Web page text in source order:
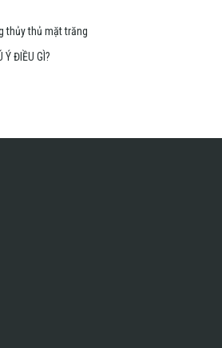
thủy thủ mặt trăng
Ý ĐIỀU GÌ?